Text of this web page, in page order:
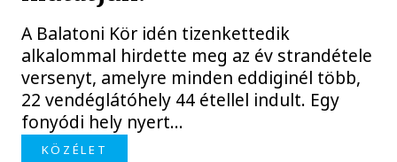
A Balatoni Kör idén tizenkettedik
alkalommal hirdette meg az év strandétele
versenyt, amelyre minden eddiginél több,
22 vendéglátóhely 44 étellel indult. Egy
fonyódi hely nyert...
KÖZÉLET